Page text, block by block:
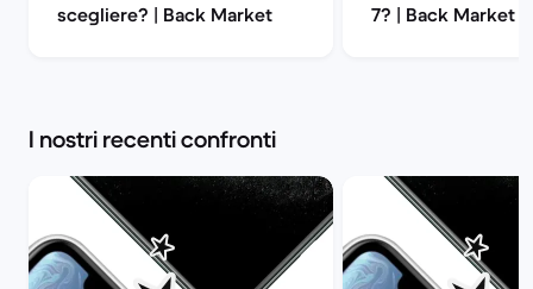
scegliere? | Back Market
7? | Back Market
I nostri recenti confronti